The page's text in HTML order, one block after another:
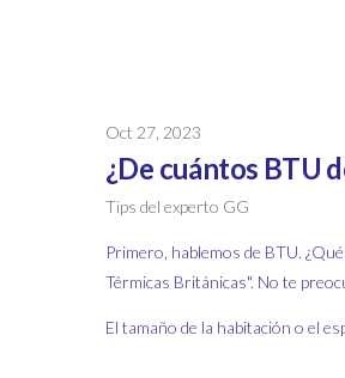
Oct 27, 2023
¿De cuántos BTU
Tips del experto GG
Primero, hablemos de BTU.
Térmicas Británicas". No te
El tamaño de la habitación o el